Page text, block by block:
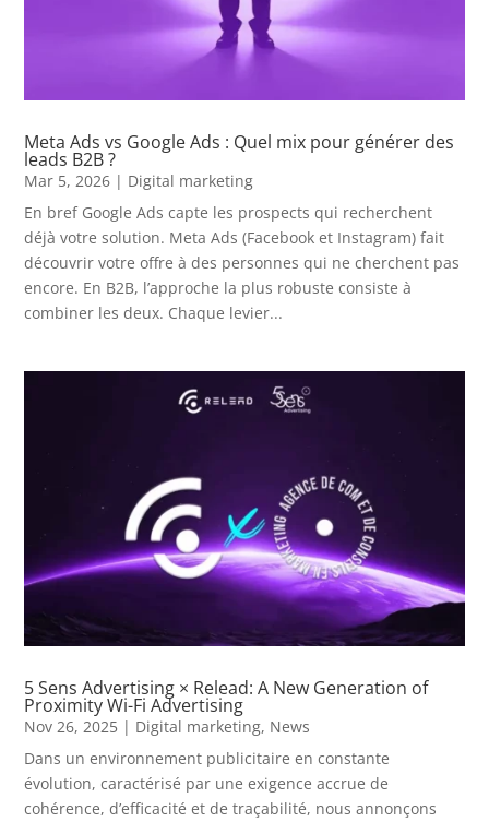
Meta Ads vs Google Ads : Quel mix pour générer des
leads B2B ?
Mar 5, 2026 | Digital marketing
En bref Google Ads capte les prospects qui recherchent
déjà votre solution. Meta Ads (Facebook et Instagram) fait
découvrir votre offre à des personnes qui ne cherchent pas
encore. En B2B, l’approche la plus robuste consiste à
combiner les deux. Chaque levier...
5 Sens Advertising × Relead: A New Generation of
Proximity Wi-Fi Advertising
Nov 26, 2025 | Digital marketing, News
Dans un environnement publicitaire en constante
évolution, caractérisé par une exigence accrue de
cohérence, d’efficacité et de traçabilité, nous annonçons